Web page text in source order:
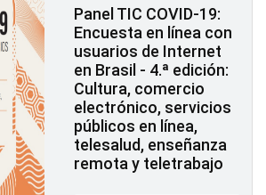
Panel TIC COVID-19:
Encuesta en línea con
usuarios de Internet
en Brasil - 4.ª edición:
Cultura, comercio
electrónico, servicios
públicos en línea,
telesalud, enseñanza
remota y teletrabajo